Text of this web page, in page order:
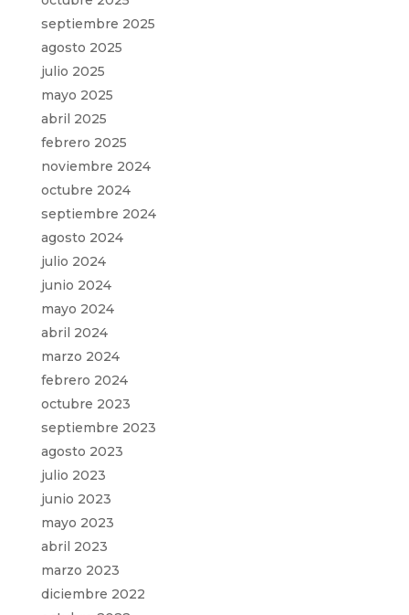
septiembre 2025
agosto 2025
julio 2025
mayo 2025
abril 2025
febrero 2025
noviembre 2024
octubre 2024
septiembre 2024
agosto 2024
julio 2024
junio 2024
mayo 2024
abril 2024
marzo 2024
febrero 2024
octubre 2023
septiembre 2023
agosto 2023
julio 2023
junio 2023
mayo 2023
abril 2023
marzo 2023
diciembre 2022